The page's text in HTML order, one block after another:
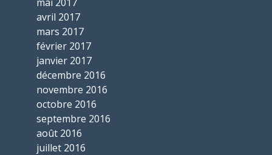
mai 2017
avril 2017
mars 2017
février 2017
janvier 2017
décembre 2016
novembre 2016
octobre 2016
septembre 2016
août 2016
juillet 2016